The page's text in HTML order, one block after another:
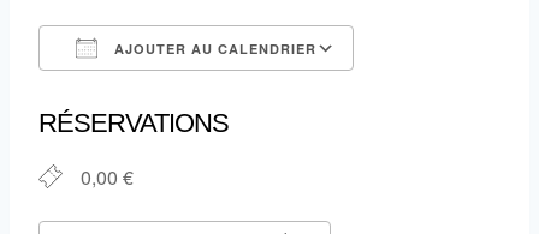
AJOUTER AU CALENDRIER
RÉSERVATIONS
0,00 €